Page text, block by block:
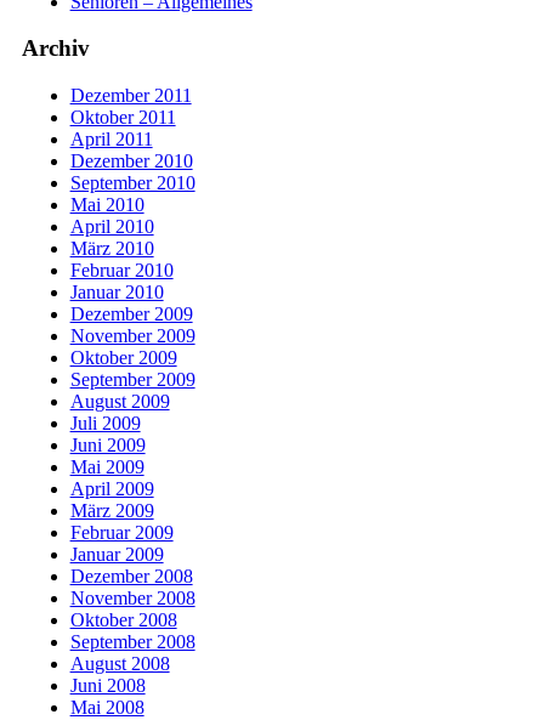
Archiv
Dezember 2011
Oktober 2011
April 2011
Dezember 2010
September 2010
Mai 2010
April 2010
März 2010
Februar 2010
Januar 2010
Dezember 2009
November 2009
Oktober 2009
September 2009
August 2009
Juli 2009
Juni 2009
Mai 2009
April 2009
März 2009
Februar 2009
Januar 2009
Dezember 2008
November 2008
Oktober 2008
September 2008
August 2008
Juni 2008
Mai 2008